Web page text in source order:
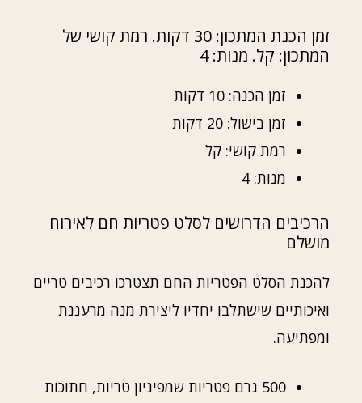
זמן הכנת המתכון: 30 דקות. רמת קושי של
המתכון: קל. מנות: 4
זמן הכנה: 10 דקות
זמן בישול: 20 דקות
רמת קושי: קל
מנות: 4
הרכיבים הדרושים לסלט פטריות חם לאירוח
מושלם
להכנת הסלט הפטריות החם תצטרכו רכיבים טריים
ואיכותיים שישתלבו יחדיו ליצירת מנה מרעננת
ומפתיעה.
500 גרם פטריות שמפיניון טריות, חתוכות